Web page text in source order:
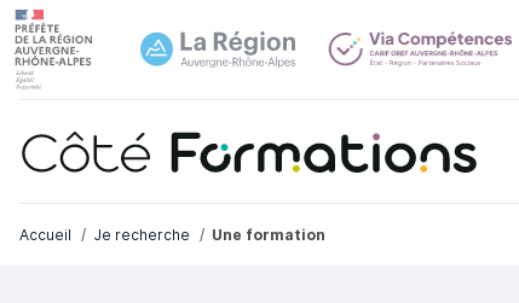
Accueil Je recherche Une formation